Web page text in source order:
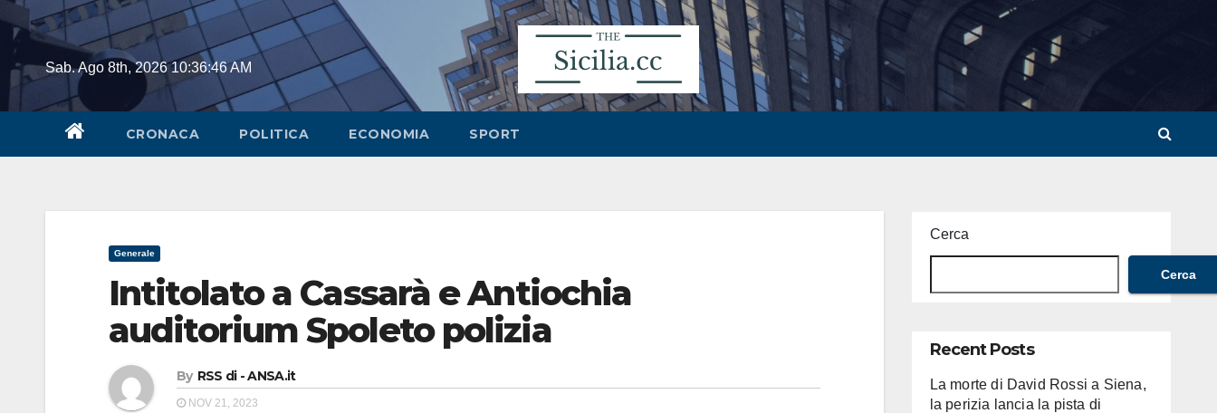
Skip
contentSab. Ago 8th, 202610:36:47 AM
CRONACA POLITICA ECONOMIA SPORT
Generale
Intitolato a Cassarà e Antiochia
auditorium Spoleto polizia
By RSS di - ANSA.it
NOV 21, 2023
Cerca
Cerca
Recent Posts
La morte di David Rossi a Siena,
la perizia lancia la pista di